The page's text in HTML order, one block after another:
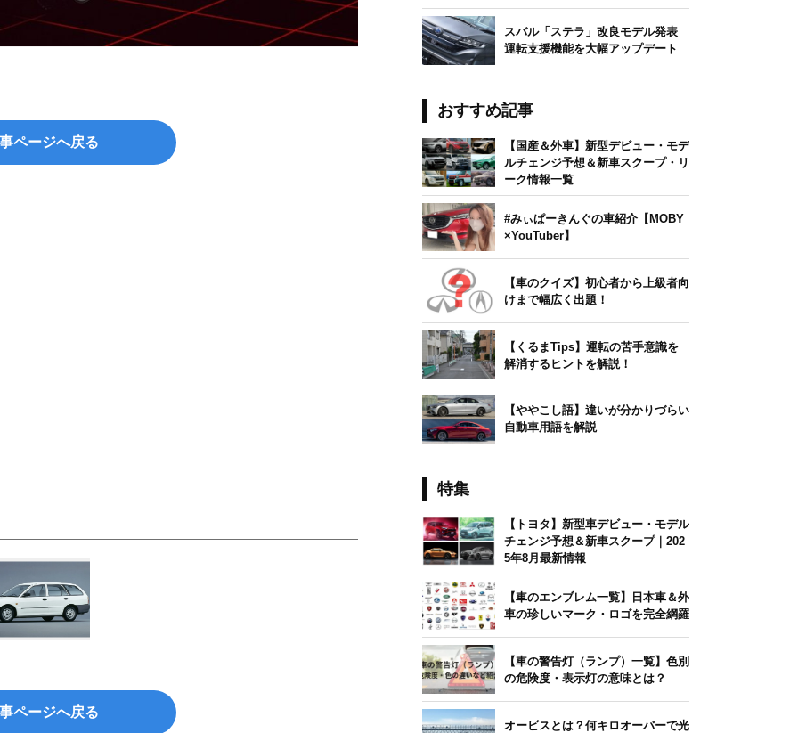
ページへ戻る
ページへ戻る
ス
スバル「ステラ」改良モデル発表
運転支援機能を大幅アップデート
おすすめ記事
【国産＆外車】新型デビュー・モデ
ルチェンジ予想＆新車スクープ・リ
ーク情報一覧
#みぃぱーきんぐの車紹介【MOBY
×YouTuber】
【車のクイズ】初心者から上級者向
けまで幅広く出題！
【くるまTips】運転の苦手意識を
解消するヒントを解説！
【ややこし語】違いが分かりづらい
自動車用語を解説
特集
【トヨタ】新型車デビュー・モデル
チェンジ予想＆新車スクープ｜202
5年8月最新情報
【車のエンブレム一覧】日本車＆外
車の珍しいマーク・ロゴを完全網羅
【車の警告灯（ランプ）一覧】色別
の危険度・表示灯の意味とは？
オービスとは？何キロオーバーで光